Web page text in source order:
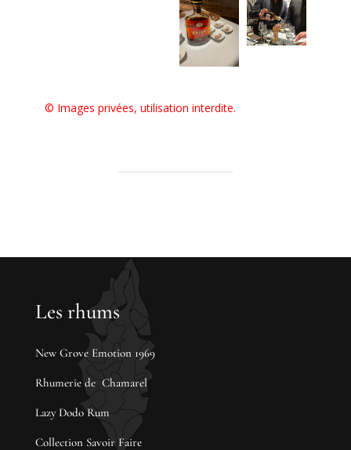
© Images privées, utilisation interdite.
Les rhums
New Grove Emotion 1969
Rhumerie de Chamarel
Lazy Dodo Rum
Collection Savoir Faire